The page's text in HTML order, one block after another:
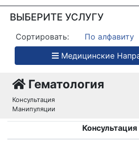
ВЫБЕРИТЕ УСЛУГУ
Сортировать: По алфавиту
АНАЛИЗ
КРОВИ
МОЧИ
БИОХИМИЯ
ВАКЦИНАЦИЯ
Гематология
Консультация
Манипуляции
Консультация